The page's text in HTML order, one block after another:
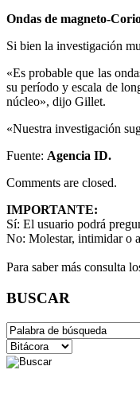
Ondas de magneto-
Si bien la investigación
«Es probable que las
su período y escala de
núcleo», dijo Gillet.
«Nuestra investigación
Fuente: Agencia ID.
Comments are closed.
IMPORTANTE:
Sí: El usuario podrá
No: Molestar, intimidar o
Para saber más consulta
BUSCAR